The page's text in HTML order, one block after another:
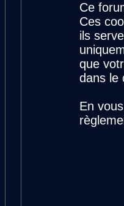
Ce
Ces
ils
que
dans le
En